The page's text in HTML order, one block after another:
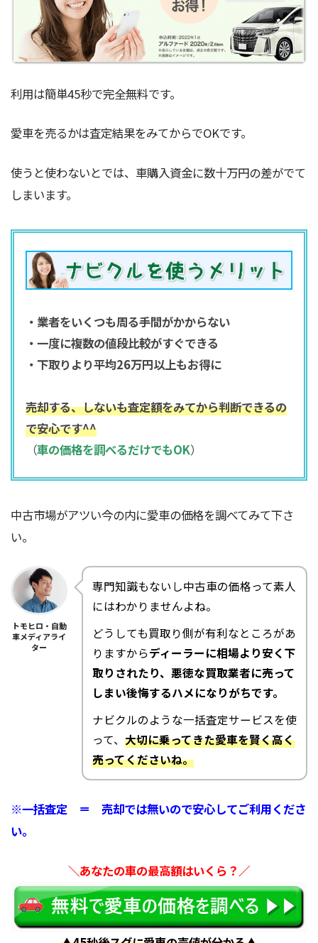
利用は簡単45秒で完全無料です。
愛車を売るかは査定結果をみてからでOKです。
使うと使わないとでは、車購入資金に数十万円の差がでて
しまいます。
・業者をいくつも周る手間がかからない
・一度に複数の値段比較がすぐできる
・下取りより平均26万円以上もお得に
売却する、しないも査定額をみてから判断できるの
で安心です^^
（車の価格を調べるだけでもOK）
中古市場がアツい今の内に愛車の価格を調べてみて下さ
い。
トモヒロ・自動
車メディアライ
ター
専門知識もないし中古車の価格って素人
にはわかりませんよね。
どうしても買取り側が有利なところがあ
りますからディーラーに相場より安く下
取りされたり、悪徳な買取業者に売って
しまい後悔するハメになりがちです。
ナビクルのような一括査定サービスを使
って、 大切に乗ってきた愛車を賢く高く
売ってくださいね。
※一括査定 ＝ 売却では無いので安心してご利用くださ
い。
＼あなたの車の最高額はいくら？／